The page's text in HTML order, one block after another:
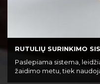
RUTULIŲ SURINKIMO
Paslepiama sistema,
žaidimo metu, tiek